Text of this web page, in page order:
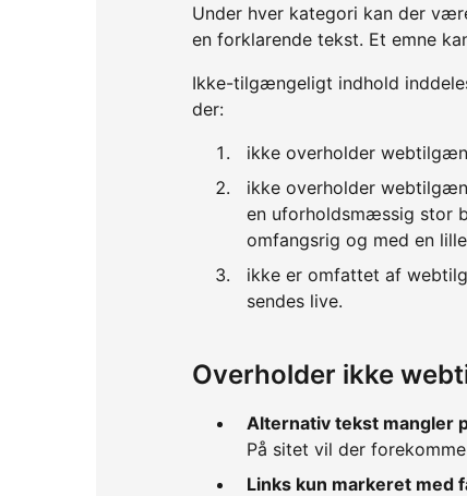
Under hver kategori kan der
en forklarende tekst. Et emne
Ikke-tilgængeligt indhold
der:
ikke overholder
ikke overholder
en uforholdsmæssig stor
omfangsrig og med en
ikke er omfattet af
sendes live.
Overholder ikke
Alternativ tekst mangler
På sitet vil der
Links kun markeret med